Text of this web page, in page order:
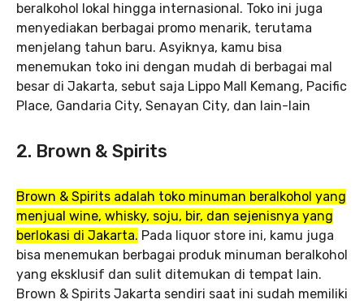
beralkohol lokal hingga internasional. Toko ini juga
menyediakan berbagai promo menarik, terutama
menjelang tahun baru. Asyiknya, kamu bisa
menemukan toko ini dengan mudah di berbagai mal
besar di Jakarta, sebut saja Lippo Mall Kemang, Pacific
Place, Gandaria City, Senayan City, dan lain-lain
2. Brown & Spirits
Brown & Spirits adalah toko minuman beralkohol yang
menjual wine, whisky, soju, bir, dan sejenisnya yang
berlokasi di Jakarta. Pada liquor store ini, kamu juga
bisa menemukan berbagai produk minuman beralkohol
yang eksklusif dan sulit ditemukan di tempat lain.
Brown & Spirits Jakarta sendiri saat ini sudah memiliki